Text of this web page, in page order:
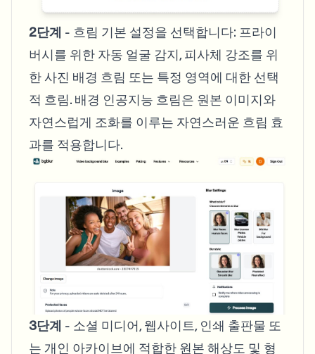
2단계 - 흐림 기본 설정을 선택합니다: 프라이
버시를 위한 자동 얼굴 감지, 피사체 강조를 위
한 사진 배경 흐림 또는 특정 영역에 대한 선택
적 흐림. 배경 인공지능 흐림은 원본 이미지와
자연스럽게 조화를 이루는 자연스러운 흐림 효
과를 적용합니다.
3단계 - 소셜 미디어, 웹사이트, 인쇄 출판물 또
는 개인 아카이브에 적합한 원본 해상도 및 형